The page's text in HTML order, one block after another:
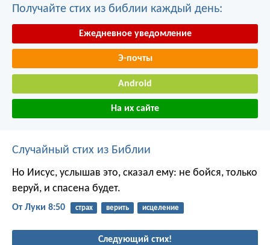
Получайте стих из библии каждый день:
Ежедневное уведомление
Э-почты
Android
На их сайте
Случайный стих из Библии
Но Иисус, услышав это, сказал ему: не бойся, только
веруй, и спасена будет.
От Луки 8:50 страх верить исцеление
Следующий стих!